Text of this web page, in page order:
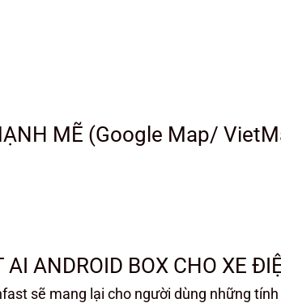
MẼ (Google Map/
ANDROID BOX CHO XE
sẽ mang lại cho người dùng những